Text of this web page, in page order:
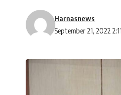
September 21, 2022
Harnasnews